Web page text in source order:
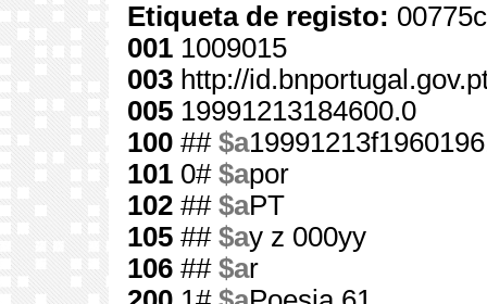
Etiqueta de registo:
001 1009015
003 http://
005 19991213184600.0
100 ## $a
101 0# $apor
102 ## $aPT
105 ## $ay z 000yy
106 ## $ar